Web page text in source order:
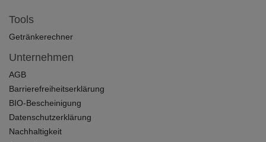
Tools
Getränkerechner
Unternehmen
AGB
Barrierefreiheitserklärung
BIO-Bescheinigung
Datenschutzerklärung
Nachhaltigkeit